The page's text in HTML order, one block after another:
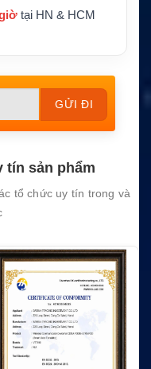
tại HN & HCM
Please
empty.
tín sản phẩm
tổ chức uy tín trong và